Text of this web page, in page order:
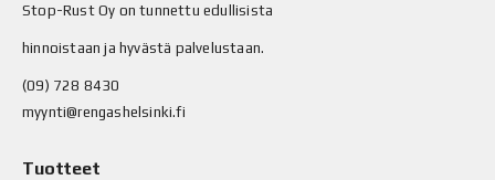
Stop-Rust Oy on tunnettu edullisista
hinnoistaan ja hyvästä palvelustaan.
(09) 728 8430
myynti@rengashelsinki.fi
Tuotteet